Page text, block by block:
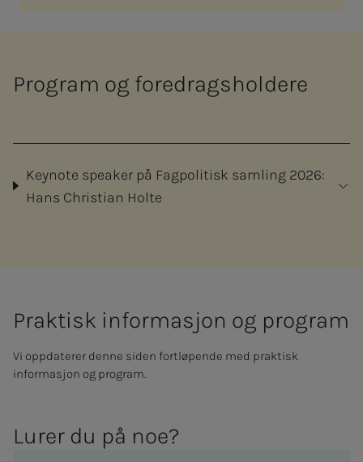
Program og foredragsholdere
Keynote speaker på Fagpolitisk samling 2026:
Hans Christian Holte
Prak­­­tisk in­­­for­­­ma­­­sjon og pro­­­gram
Vi oppdaterer denne siden fortløpende med praktisk
informasjon og program.
Lu­­­rer du på noe?